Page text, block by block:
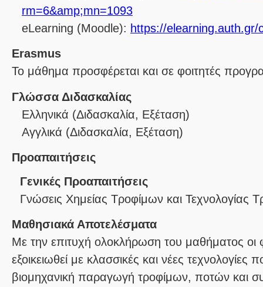
rm=6&amp;mn=1093
eLearning (Moodle): https://elearning.auth.gr/
Erasmus
Το μάθημα προσφέρεται και σε φοιτητές
Γλώσσα Διδασκαλίας
Ελληνικά (Διδασκαλία, Εξέταση)
Αγγλικά (Διδασκαλία, Εξέταση)
Προαπαιτήσεις
Γενικές Προαπαιτήσεις
Γνώσεις Χημείας Τροφίμων και Τεχνολογίας
Μαθησιακά Αποτελέσματα
Με την επιτυχή ολοκλήρωση του μαθήματος οι
εξοικειωθεί με κλασσικές και νέες τεχνολογίες
βιομηχανική παραγωγή τροφίμων, ποτών και